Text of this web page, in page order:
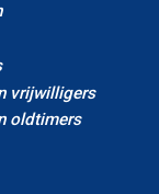
vrijwilligers
oldtimers